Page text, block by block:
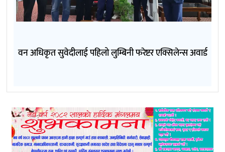
वन अधिकृत सुवेदीलाई पहिलो लुम्बिनी फरेष्टर एक्सिलेन्स अवार्ड